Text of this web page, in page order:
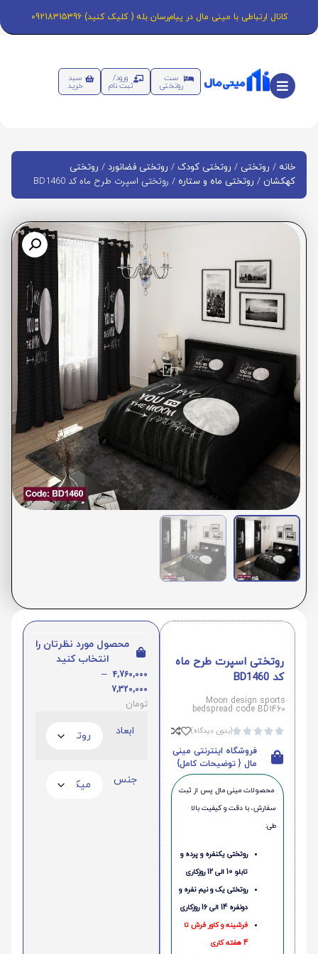
کانال ارتباطی با مینی مال در پیام‌رسان بله ( کلیک کنید) 09218315396
ست
روتختی
ورود/
ثبت نام
سبد
خرید
خانه / روتختی / روتختی کودک / روتختی فضانورد / روتختی
کهکشان / روتختی ماه و ستاره / روتختی اسپرت طرح ماه کد BD1460
روتختی اسپرت طرح ماه
کد BD1460
Moon design sports
bedspread code BD1460




(بدون دیدگاه)
فروشگاه اینترنتی مینی
مال { توضیحات کامل}
محصولات مینی‌ مال پس از ثبت
سفارش، با دقت و کیفیت بالا
طی:
روتختی یکنفره و پرده و
تابلو 10 الی 12 روزکاری
روتختی یک و نیم نفره و
دونفره 14 الی 16 روزکاری
فرشینه و کاور فرش تا
4 هفته کاری
محصول مورد نظرتان را
انتخاب کنید
4,760,000
–
7,320,000
تومان
ابعاد
جنس